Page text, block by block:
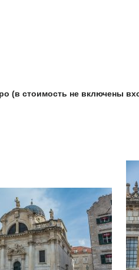
(в стоимость не включены